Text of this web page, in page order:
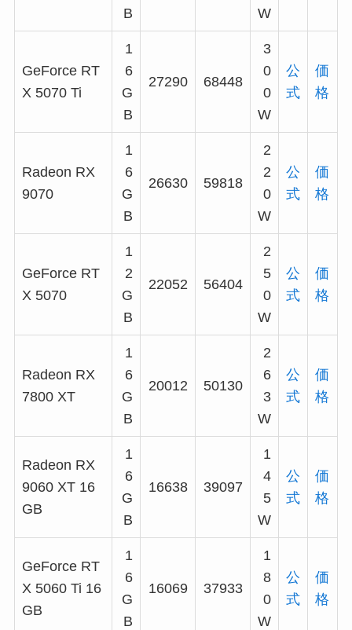
B
W
GeForce RT
X 5070 Ti
1
6
G
B
27290 68448
3
0
0
W
公
式
価
格
Radeon RX
9070
1
6
G
B
26630 59818
2
2
0
W
公
式
価
格
GeForce RT
X 5070
1
2
G
B
22052 56404
2
5
0
W
公
式
価
格
Radeon RX
7800 XT
1
6
G
B
20012 50130
2
6
3
W
公
式
価
格
Radeon RX
9060 XT 16
GB
1
6
G
B
16638 39097
1
4
5
W
公
式
価
格
GeForce RT
X 5060 Ti 16
GB
1
6
G
B
16069 37933
1
8
0
W
公
式
価
格